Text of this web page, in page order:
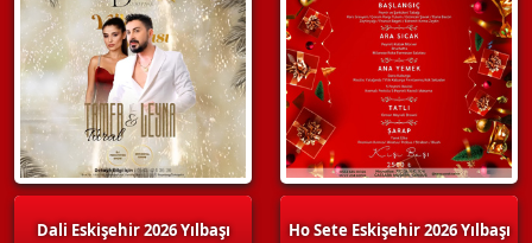
Dali Eskişehir 2026 Yılbaşı Ho Sete Eskişehir 2026 Yılbaşı